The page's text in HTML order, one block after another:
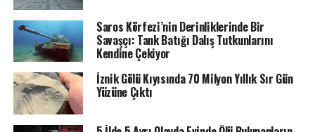
Saros Körfezi’nin Derinliklerinde Bir
Savaşçı: Tank Batığı Dalış Tutkunlarını
Kendine Çekiyor
İznik Gölü Kıyısında 70 Milyon Yıllık Sır Gün
Yüzüne Çıktı